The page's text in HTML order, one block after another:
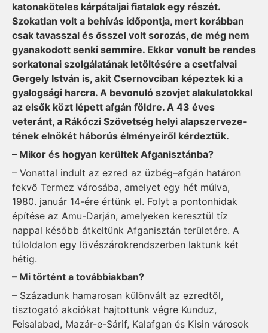
katonaköteles kárpátaljai fiatalok egy részét.
Szokatlan volt a behívás időpontja, mert korábban
csak tavasszal és ősszel volt sorozás, de még nem
gyanakodott senki semmire. Ekkor vonult be rendes
sorkatonai szolgálatának letöltésére a csetfalvai
Gergely István is, akit Csernovciban képeztek ki a
gyalogsági harcra. A bevonuló szovjet alakulatokkal
az elsők közt lépett afgán földre. A 43 éves
veteránt, a Rákóczi Szövetség helyi alapszerveze­
tének elnökét háborús élményeiről kérdeztük.
– Mikor és hogyan kerültek Afganisztánba?
– Vonattal indult az ezred az üzbég–afgán határon
fekvő Termez városába, amelyet egy hét múlva,
1980. január 14-ére értünk el. Folyt a pontonhidak
építése az Amu-Darján, amelyeken keresztül tíz
nappal később átkeltünk Afganisztán területére. A
túloldalon egy lövészárokrendszerben laktunk két
hétig.
– Mi történt a továbbiakban?
– Századunk hamarosan különvált az ezredtől,
tisztogató akciókat hajtottunk végre Kunduz,
Feisalabad, Mazár-e-Sárif, Ka­laf­gan és Kisin városok